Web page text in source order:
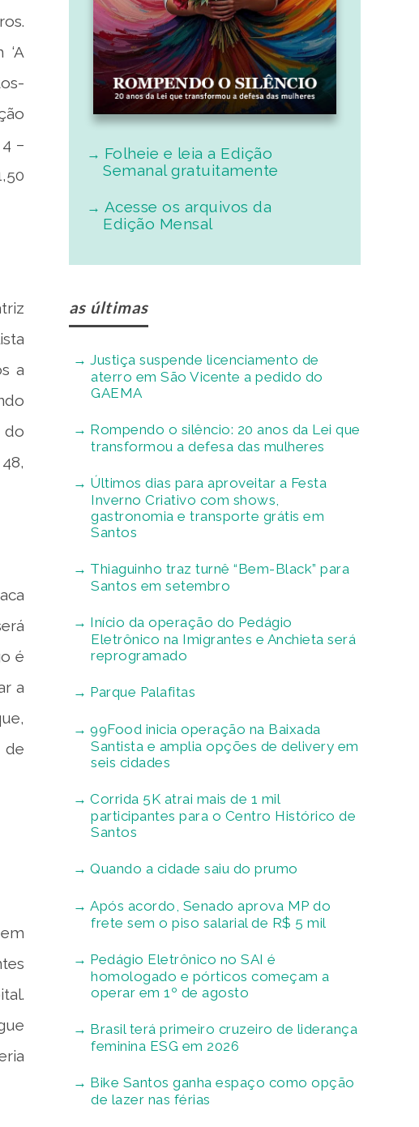
–
a
do
é
a
de
Folheie e leia a Edição
Semanal gratuitamente
Acesse os arquivos da
Edição Mensal
as últimas
Justiça suspende licenciamento de
aterro em São Vicente a pedido do
GAEMA
Rompendo o silêncio: 20 anos da Lei que
transformou a defesa das mulheres
Últimos dias para aproveitar a Festa
Inverno Criativo com shows,
gastronomia e transporte grátis em
Santos
Thiaguinho traz turnê “Bem-Black” para
Santos em setembro
Início da operação do Pedágio
Eletrônico na Imigrantes e Anchieta será
reprogramado
Parque Palafitas
99Food inicia operação na Baixada
Santista e amplia opções de delivery em
seis cidades
Corrida 5K atrai mais de 1 mil
participantes para o Centro Histórico de
Santos
Quando a cidade saiu do prumo
Após acordo, Senado aprova MP do
frete sem o piso salarial de R$ 5 mil
Pedágio Eletrônico no SAI é
homologado e pórticos começam a
operar em 1º de agosto
Brasil terá primeiro cruzeiro de liderança
feminina ESG em 2026
Bike Santos ganha espaço como opção
de lazer nas férias